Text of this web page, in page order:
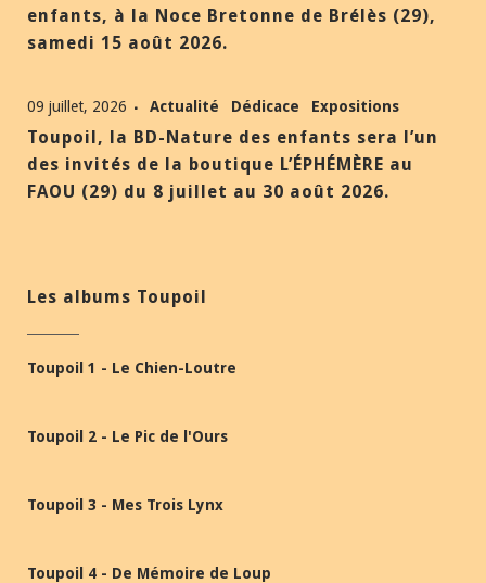
enfants, à la Noce Bretonne de Brélès (29),
samedi 15 août 2026.
09 juillet, 2026 Actualité Dédicace Expositions
Toupoil, la BD-Nature des enfants sera l’un
des invités de la boutique L’ÉPHÉMÈRE au
FAOU (29) du 8 juillet au 30 août 2026.
Les albums Toupoil
Toupoil 1 - Le Chien-Loutre
Toupoil 2 - Le Pic de l'Ours
Toupoil 3 - Mes Trois Lynx
Toupoil 4 - De Mémoire de Loup